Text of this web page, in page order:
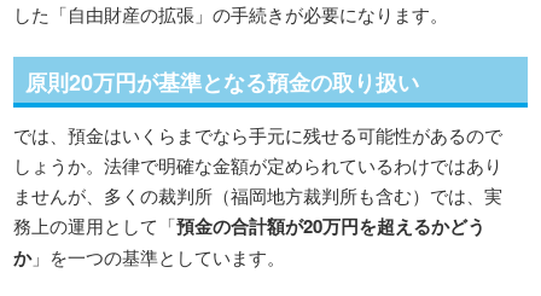
した「自由財産の拡張」の手続きが必要になります。
原則20万円が基準となる預金の取り扱い
では、預金はいくらまでなら手元に残せる可能性があるので
しょうか。法律で明確な金額が定められているわけではあり
ませんが、多くの裁判所（福岡地方裁判所も含む）では、実
務上の運用として「預金の合計額が20万円を超えるかどう
か」を一つの基準としています。